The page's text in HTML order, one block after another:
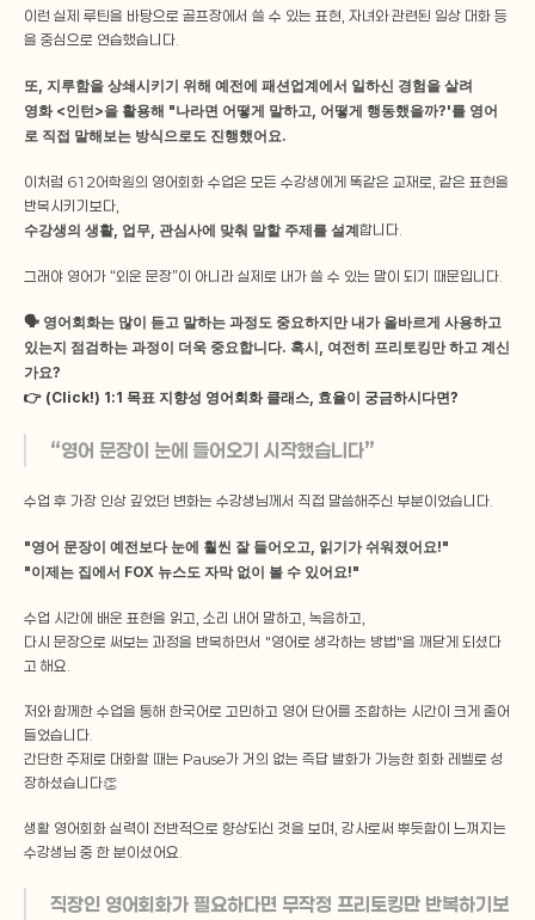
이런 실제 루틴을 바탕으로 골프장에서 쓸 수 있는 표현, 자녀와 관련된 일상 대화 등
을 중심으로 연습했습니다.
또, 지루함을 상쇄시키기 위해 예전에 패션업계에서 일하신 경험을 살려
영화 <인턴>을 활용해 "나라면 어떻게 말하고, 어떻게 행동했을까?'를 영어
로 직접 말해보는 방식으로도 진행했어요.
이처럼 612어학원의 영어회화 수업은 모든 수강생에게 똑같은 교재로, 같은 표현을
반복시키기보다,
수강생의 생활, 업무, 관심사에 맞춰 말할 주제를 설계합니다.
그래야 영어가 “외운 문장”이 아니라 실제로 내가 쓸 수 있는 말이 되기 때문입니다.
🗣️ 영어회화는 많이 듣고 말하는 과정도 중요하지만 내가 올바르게 사용하고
있는지 점검하는 과정이 더욱 중요합니다. 혹시, 여전히 프리토킹만 하고 계신
가요?
👉 (Click!) 1:1 목표 지향성 영어회화 클래스, 효율이 궁금하시다면?
“영어 문장이 눈에 들어오기 시작했습니다”
수업 후 가장 인상 깊었던 변화는 수강생님께서 직접 말씀해주신 부분이었습니다.
"영어 문장이 예전보다 눈에 훨씬 잘 들어오고, 읽기가 쉬워졌어요!"
"이제는 집에서 FOX 뉴스도 자막 없이 볼 수 있어요!"
수업 시간에 배운 표현을 읽고, 소리 내어 말하고, 녹음하고,
다시 문장으로 써보는 과정을 반복하면서 "영어로 생각하는 방법"을 깨닫게 되셨다
고 해요.
저와 함께한 수업을 통해 한국어로 고민하고 영어 단어를 조합하는 시간이 크게 줄어
들었습니다.
간단한 주제로 대화할 때는 Pause가 거의 없는 즉답 발화가 가능한 회화 레벨로 성
장하셨습니다👏
생활 영어회화 실력이 전반적으로 향상되신 것을 보며, 강사로써 뿌듯함이 느껴지는
수강생님 중 한 분이셨어요.
직장인 영어회화가 필요하다면 무작정 프리토킹만 반복하기보